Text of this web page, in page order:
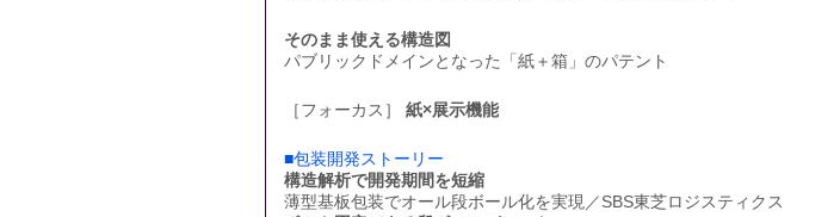
そのまま使える構造図
パブリックドメインとなった「紙＋箱」のパテント
［フォーカス］ 紙×展示機能
■包装開発ストーリー
構造解析で開発期間を短縮
薄型基板包装でオール段ボール化を実現／SBS東芝ロジスティクス